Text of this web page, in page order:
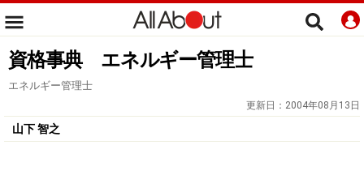
資格事典 エネルギー管理士
エネルギー管理士
更新日： 2004年08月13日
山下 智之